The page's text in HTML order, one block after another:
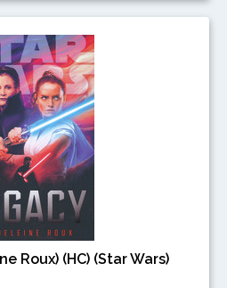
Roux) (HC) (Star Wars)